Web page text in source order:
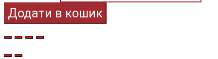
Додати в кошик